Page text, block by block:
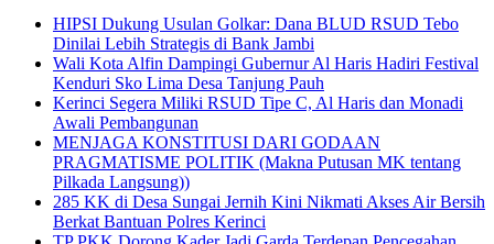
HIPSI Dukung Usulan Golkar: Dana BLUD RSUD Tebo
Dinilai Lebih Strategis di Bank Jambi
Wali Kota Alfin Dampingi Gubernur Al Haris Hadiri Festival
Kenduri Sko Lima Desa Tanjung Pauh
Kerinci Segera Miliki RSUD Tipe C, Al Haris dan Monadi
Awali Pembangunan
MENJAGA KONSTITUSI DARI GODAAN
PRAGMATISME POLITIK (Makna Putusan MK tentang
Pilkada Langsung))
285 KK di Desa Sungai Jernih Kini Nikmati Akses Air Bersih
Berkat Bantuan Polres Kerinci